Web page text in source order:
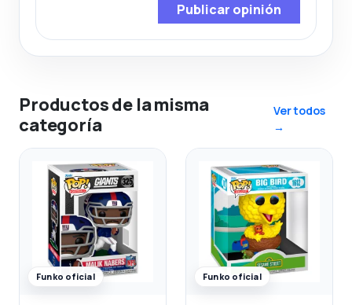
Publicar opinión
Productos de la misma
categoría
Ver todos
→
Funko oficial Funko oficial